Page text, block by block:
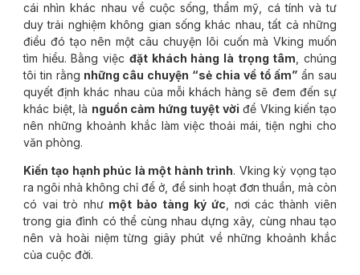
cái nhìn khác nhau về cuộc sống, thẩm mỹ, cá tính và tư
duy trải nghiệm không gian sống khác nhau, tất cả những
điều đó tạo nên một câu chuyện lôi cuốn mà Vking muốn
tìm hiểu. Bằng việc đặt khách hàng là trọng tâm , chúng
tôi tin rằng những câu chuyện “sẻ chia về tổ ấm” ẩn sau
quyết định khác nhau của mỗi khách hàng sẽ đem đến sự
khác biệt, là nguồn cảm hứng tuyệt vời để Vking kiến tạo
nên những khoảnh khắc làm việc thoải mái, tiện nghi cho
văn phòng.
Kiến tạo hạnh phúc là một hành trình. Vking kỳ vọng tạo
ra ngôi nhà không chỉ để ở, để sinh hoạt đơn thuần, mà còn
có vai trò như một bảo tàng ký ức , nơi các thành viên
trong gia đình có thể cùng nhau dựng xây, cùng nhau tạo
nên và hoài niệm từng giây phút về những khoảnh khắc
của cuộc đời.